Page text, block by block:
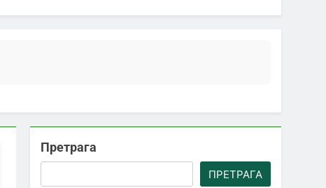
Претрага
ПРЕТРАГА